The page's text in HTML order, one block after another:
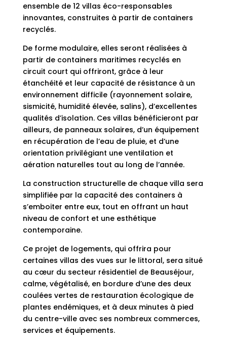
ensemble de 12 villas éco-responsables
innovantes, construites à partir de containers
recyclés.
De forme modulaire, elles seront réalisées à
partir de containers maritimes recyclés en
circuit court qui offriront, grâce à leur
étanchéité et leur capacité de résistance à un
environnement difficile (rayonnement solaire,
sismicité, humidité élevée, salins), d’excellentes
qualités d’isolation. Ces villas bénéficieront par
ailleurs, de panneaux solaires, d’un équipement
en récupération de l’eau de pluie, et d’une
orientation privilégiant une ventilation et
aération naturelles tout au long de l’année.
La construction structurelle de chaque villa sera
simplifiée par la capacité des containers à
s’emboiter entre eux, tout en offrant un haut
niveau de confort et une esthétique
contemporaine.
Ce projet de logements, qui offrira pour
certaines villas des vues sur le littoral, sera situé
au cœur du secteur résidentiel de Beauséjour,
calme, végétalisé, en bordure d’une des deux
coulées vertes de restauration écologique de
plantes endémiques, et à deux minutes à pied
du centre-ville avec ses nombreux commerces,
services et équipements.